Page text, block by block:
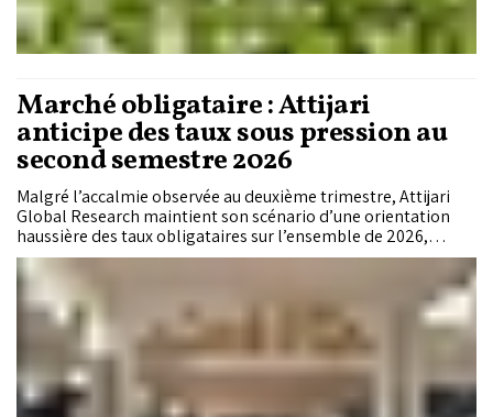
Marché obligataire : Attijari
anticipe des taux sous pression au
second semestre 2026
Malgré l’accalmie observée au deuxième trimestre, Attijari
Global Research maintient son scénario d’une orientation
haussière des taux obligataires sur l’ensemble de 2026,
particulièrement sur les maturités moyennes et longues. Si
l’amélioration des finances publiques et le recours du Trésor
aux financements extérieurs offrent un certain soutien au
marché, la hausse du pétrole, les tensions géopolitiques et le
maintien de politiques monétaires restrictives à
l’international réduisent la visibilité pour le second semestre.